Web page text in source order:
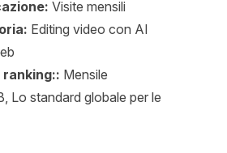
Visite mensili
Editing video con AI
Mensile
Lo standard globale per le